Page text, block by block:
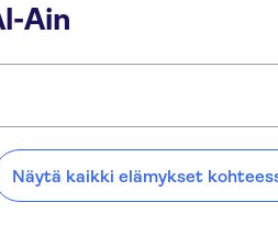
Ain
Näytä kaikki elämykset